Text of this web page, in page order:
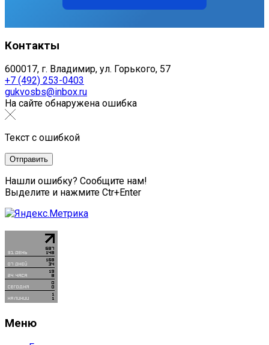
Контакты
600017, г. Владимир, ул. Горького, 57
+7 (492) 253-0403
gukvosbs@inbox.ru
На сайте обнаружена ошибка
Текст с ошибкой
Нашли ошибку? Сообщите нам!
Выделите и нажмите Ctr+Enter
Меню